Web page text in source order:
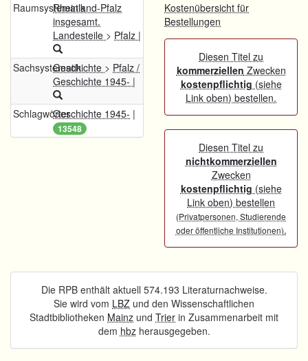
RaumsystematikRheinland-Pfalz
insgesamt.
Landesteile > Pfalz |
Sachsystematik
Geschichte > Pfalz /
Geschichte 1945- |
SchlagwörterGeschichte 1945- |
13548
Kostenübersicht für
Bestellungen
Diesen Titel zu
kommerziellen Zwecken
kostenpflichtig (siehe
Link oben) bestellen.
Diesen Titel zu
nichtkommerziellen
Zwecken
kostenpflichtig (siehe
Link oben) bestellen
(Privatpersonen, Studierende
oder öffentliche Institutionen).
Die RPB enthält aktuell 574.193 Literaturnachweise.
Sie wird vom LBZ und den Wissenschaftlichen
Stadtbibliotheken Mainz und Trier in Zusammenarbeit mit
dem hbzherausgegeben.